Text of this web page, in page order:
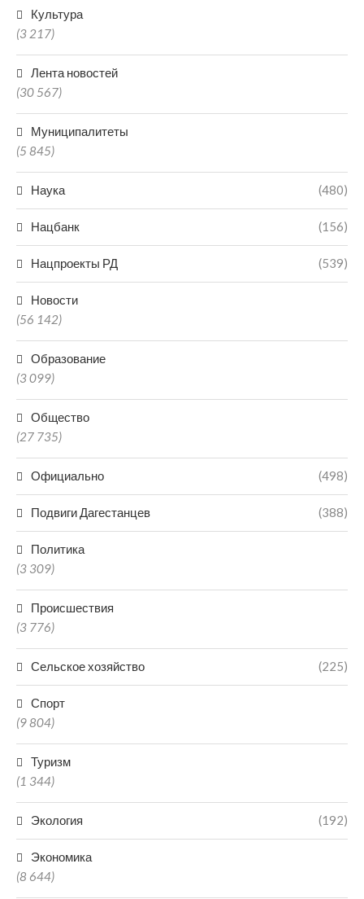
Культура
(3 217)
Лента новостей
(30 567)
Муниципалитеты
(5 845)
Наука (480)
Нацбанк (156)
Нацпроекты РД (539)
Новости
(56 142)
Образование
(3 099)
Общество
(27 735)
Официально (498)
Подвиги Дагестанцев (388)
Политика
(3 309)
Происшествия
(3 776)
Сельское хозяйство (225)
Спорт
(9 804)
Туризм
(1 344)
Экология (192)
Экономика
(8 644)